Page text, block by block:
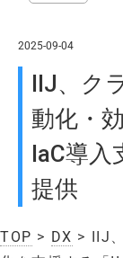
2025-09-04
IIJ、ク
動化・
IaC導入
提供
TOP > DX > IIJ